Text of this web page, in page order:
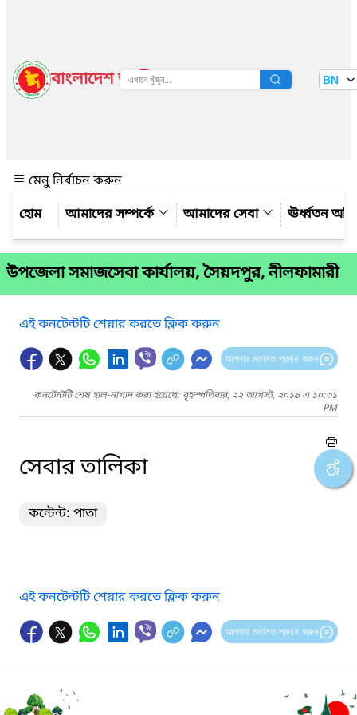
বাংলাদেশ জাতীয় তথ্য বাতায়ন BN
মেনু নির্বাচন করুন
আমাদের সম্পর্কে
আমাদের সেবা ঊর্ধ্বতন
উপজেলা সমাজসেবা কার্যালয়, সৈয়দপুর, নীলফামারী
এই কনটেন্টটি শেয়ার করতে ক্লিক করুন
আপনার মতামত প্রদান করুন
কনটেন্টটি শেষ হাল-নাগাদ করা হয়েছে: বৃহস্পতিবার, ২২ আগস্ট, ২০১৯ এ ১০:৩১
PM
সেবার তালিকা
কন্টেন্ট: পাতা
এই কনটেন্টটি শেয়ার করতে ক্লিক করুন
আপনার মতামত প্রদান করুন